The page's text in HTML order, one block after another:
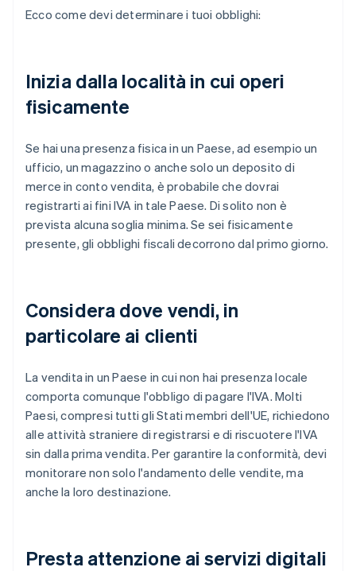
Ecco come devi determinare i tuoi obblighi:
Inizia dalla località in cui operi
fisicamente
Se hai una presenza fisica in un Paese, ad esempio un
ufficio, un magazzino o anche solo un deposito di
merce in conto vendita, è probabile che dovrai
registrarti ai fini IVA in tale Paese. Di solito non è
prevista alcuna soglia minima. Se sei fisicamente
presente, gli obblighi fiscali decorrono dal primo giorno.
Considera dove vendi, in
particolare ai clienti
La vendita in un Paese in cui non hai presenza locale
comporta comunque l'obbligo di pagare l'IVA. Molti
Paesi, compresi tutti gli Stati membri dell'UE, richiedono
alle attività straniere di registrarsi e di riscuotere l'IVA
sin dalla prima vendita. Per garantire la conformità, devi
monitorare non solo l'andamento delle vendite, ma
anche la loro destinazione.
Presta attenzione ai servizi digitali